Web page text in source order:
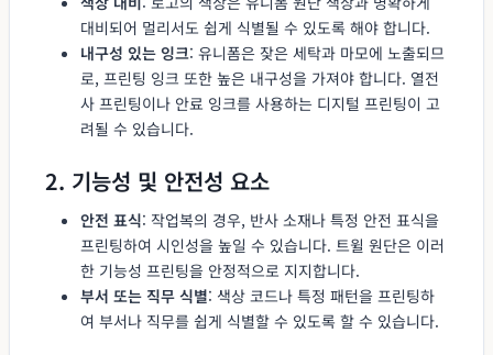
대비되어 멀리서도 쉽게 식별될 수 있도록 해야 합니다.
내구성 있는 잉크: 유니폼은 잦은 세탁과 마모에 노출되므
로, 프린팅 잉크 또한 높은 내구성을 가져야 합니다. 열전
사 프린팅이나 안료 잉크를 사용하는 디지털 프린팅이 고
려될 수 있습니다.
2. 기능성 및 안전성 요소
안전 표식: 작업복의 경우, 반사 소재나 특정 안전 표식을
프린팅하여 시인성을 높일 수 있습니다. 트윌 원단은 이러
한 기능성 프린팅을 안정적으로 지지합니다.
부서 또는 직무 식별: 색상 코드나 특정 패턴을 프린팅하
여 부서나 직무를 쉽게 식별할 수 있도록 할 수 있습니다.